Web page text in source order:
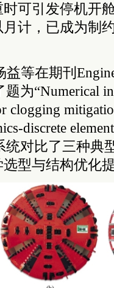
可引发停机开
计，已成为制
等在期刊
为“Numerical
clogging
discrete
统对比了三种典
型与结构优化